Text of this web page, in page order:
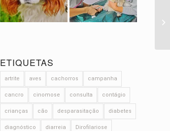
ETIQUETAS
artrite aves cachorros campanha
cancro cinomose consulta contágio
crianças cão desparasitação diabetes
diagnóstico diarreia Dirofilariose